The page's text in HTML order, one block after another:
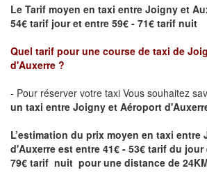
Le Tarif moyen en taxi entre Joigny et
54€ tarif jour et entre 59€ - 71€ tarif nuit
Quel tarif pour une course de taxi de
d'Auxerre ?
- Pour réserver votre taxi Vous souhaitez
un taxi entre Joigny et Aéroport
L’estimation du prix moyen en taxi entre
d'Auxerre est entre 41€ - 53€ tarif du jour
79€ tarif nuit pour une distance de